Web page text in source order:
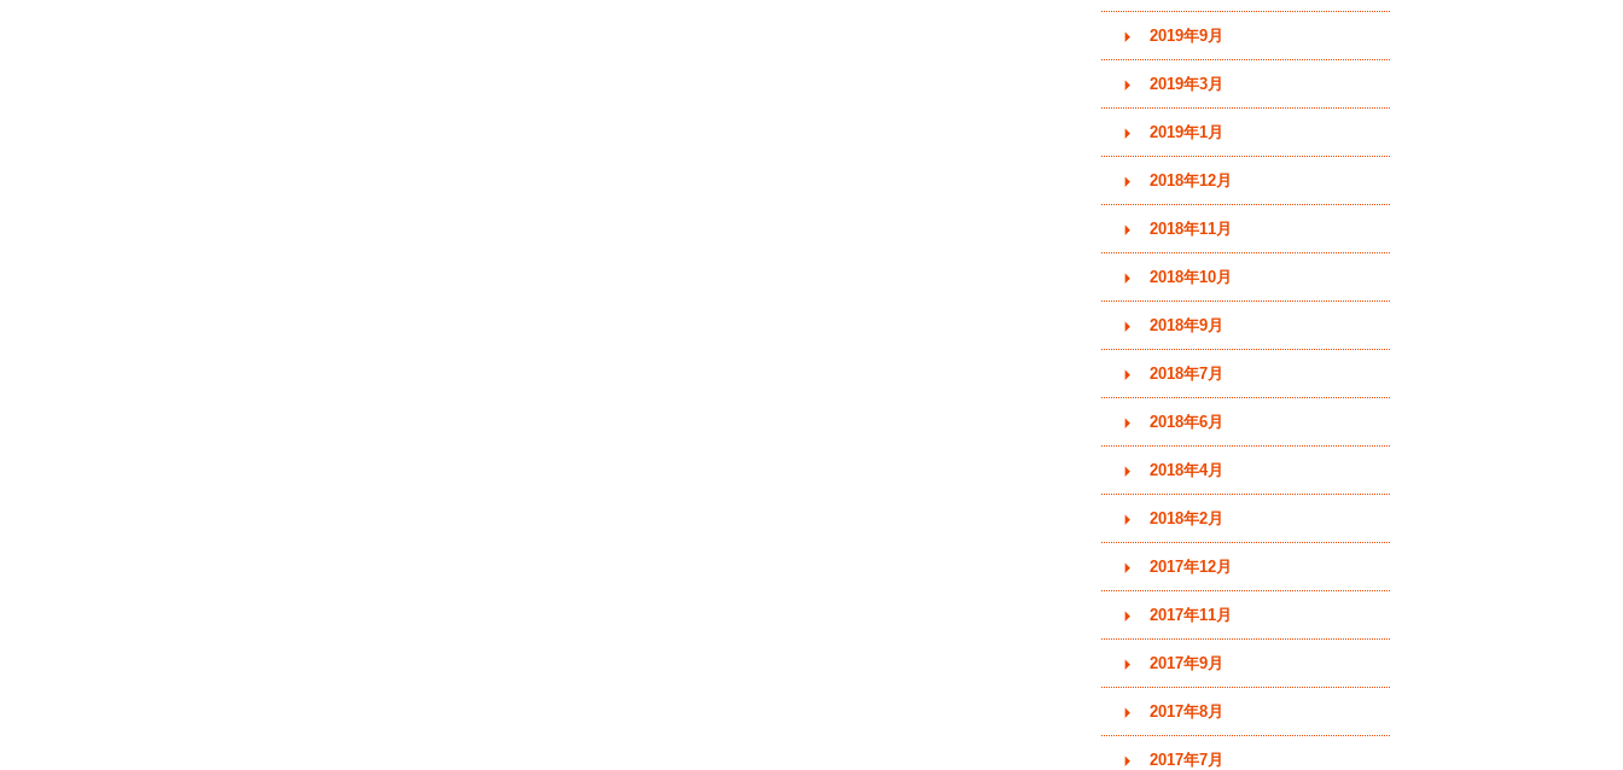
2019年9月
2019年3月
2019年1月
2018年12月
2018年11月
2018年10月
2018年9月
2018年7月
2018年6月
2018年4月
2018年2月
2017年12月
2017年11月
2017年9月
2017年8月
2017年7月